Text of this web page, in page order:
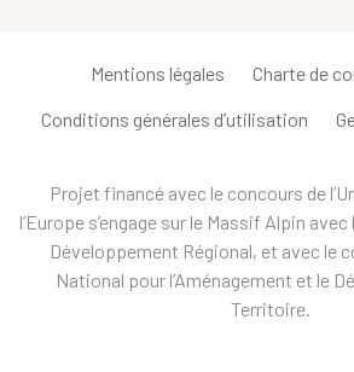
Mentions légales Charte de
Conditions générales d’utilisation
Projet financé avec le concours de
l’Europe s’engage sur le Massif Alpin
Développement Régional, et avec le
National pour l’Aménagement et le
Territoire.